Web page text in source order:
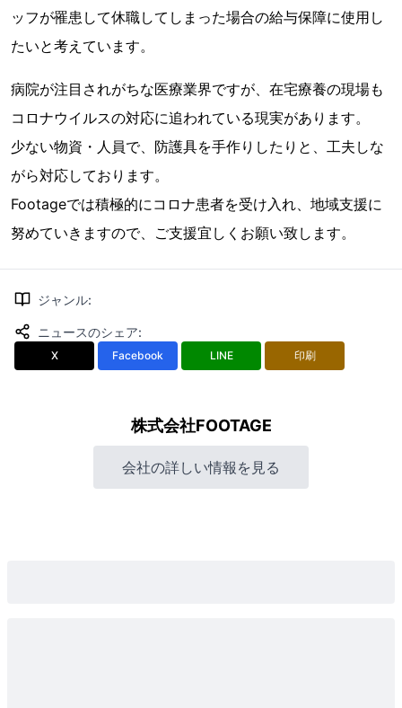
ッフが罹患して休職してしまった場合の給与保障に使用し
たいと考えています。
病院が注目されがちな医療業界ですが、在宅療養の現場も
コロナウイルスの対応に追われている現実があります。
少ない物資・人員で、防護具を手作りしたりと、工夫しな
がら対応しております。
Footageでは積極的にコロナ患者を受け入れ、地域支援に
努めていきますので、ご支援宜しくお願い致します。
ジャンル:
ニュースのシェア:
X Facebook LINE 印刷
株式会社FOOTAGE
会社の詳しい情報を見る